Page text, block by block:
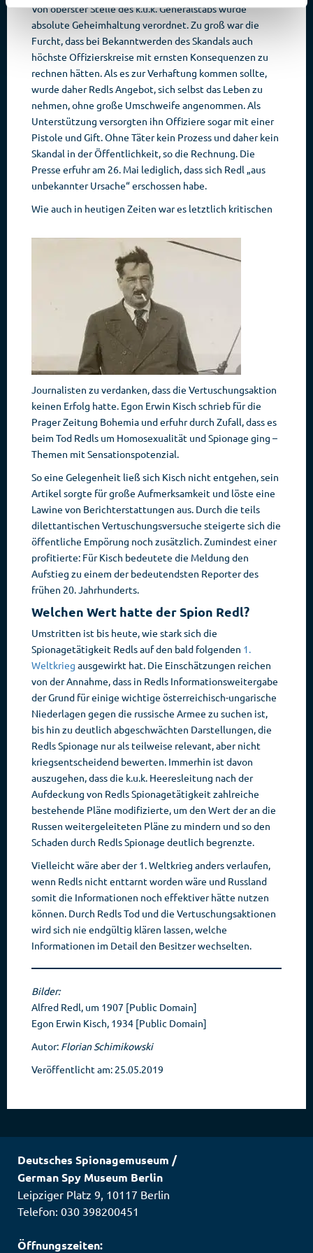
Von oberster Stelle des k.u.k. Generalstabs wurde
absolute Geheimhaltung verordnet. Zu groß war die
Furcht, dass bei Bekanntwerden des Skandals auch
höchste Offizierskreise mit ernsten Konsequenzen zu
rechnen hätten. Als es zur Verhaftung kommen sollte,
wurde daher Redls Angebot, sich selbst das Leben zu
nehmen, ohne große Umschweife angenommen. Als
Unterstützung versorgten ihn Offiziere sogar mit einer
Pistole und Gift. Ohne Täter kein Prozess und daher kein
Skandal in der Öffentlichkeit, so die Rechnung. Die
Presse erfuhr am 26. Mai lediglich, dass sich Redl „aus
unbekannter Ursache“ erschossen habe.
Wie auch in heutigen Zeiten war es letztlich kritischen
Journalisten zu verdanken, dass die Vertuschungsaktion
keinen Erfolg hatte. Egon Erwin Kisch schrieb für die
Prager Zeitung Bohemia und erfuhr durch Zufall, dass es
beim Tod Redls um Homosexualität und Spionage ging –
Themen mit Sensationspotenzial.
So eine Gelegenheit ließ sich Kisch nicht entgehen, sein
Artikel sorgte für große Aufmerksamkeit und löste eine
Lawine von Berichterstattungen aus. Durch die teils
dilettantischen Vertuschungsversuche steigerte sich die
öffentliche Empörung noch zusätzlich. Zumindest einer
profitierte: Für Kisch bedeutete die Meldung den
Aufstieg zu einem der bedeutendsten Reporter des
frühen 20. Jahrhunderts.
Welchen Wert hatte der Spion Redl?
Umstritten ist bis heute, wie stark sich die
Spionagetätigkeit Redls auf den bald folgenden 1.
Weltkrieg ausgewirkt hat. Die Einschätzungen reichen
von der Annahme, dass in Redls Informationsweitergabe
der Grund für einige wichtige österreichisch-ungarische
Niederlagen gegen die russische Armee zu suchen ist,
bis hin zu deutlich abgeschwächten Darstellungen, die
Redls Spionage nur als teilweise relevant, aber nicht
kriegsentscheidend bewerten. Immerhin ist davon
auszugehen, dass die k.u.k. Heeresleitung nach der
Aufdeckung von Redls Spionagetätigkeit zahlreiche
bestehende Pläne modifizierte, um den Wert der an die
Russen weitergeleiteten Pläne zu mindern und so den
Schaden durch Redls Spionage deutlich begrenzte.
Vielleicht wäre aber der 1. Weltkrieg anders verlaufen,
wenn Redls nicht enttarnt worden wäre und Russland
somit die Informationen noch effektiver hätte nutzen
können. Durch Redls Tod und die Vertuschungsaktionen
wird sich nie endgültig klären lassen, welche
Informationen im Detail den Besitzer wechselten.
Bilder:
Alfred Redl, um 1907 [Public Domain]
Egon Erwin Kisch, 1934 [Public Domain]
Autor: Florian Schimikowski
Veröffentlicht am: 25.05.2019
Deutsches Spionagemuseum /
German Spy Museum Berlin
Leipziger Platz 9, 10117 Berlin
Telefon: 030 398200451
Öffnungszeiten: